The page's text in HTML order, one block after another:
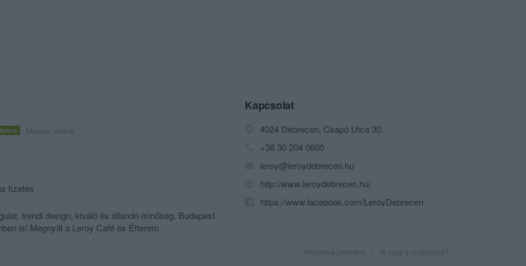
Mutass többet
fizetés
trendi design, kiváló és állandó minőség. Budapest
is! Megnyílt a Leroy Café és Étterem.
Kapcsolat
4024 Debrecen, Csapó Utca 30.
+36 30 204 0600
leroy@leroydebrecen.hu
http://www.leroydebrecen.hu/
https://www.facebook.com/LeroyDebrecen
Probléma jelentése Te vagy a tulajdonos?